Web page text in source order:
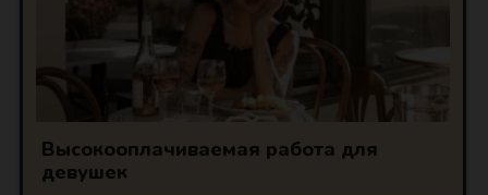
Высокооплачиваемая работа для
девушек